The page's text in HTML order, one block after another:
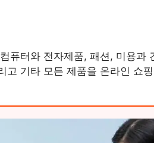
퓨터와 전자제품, 패션, 미용과
고 기타 모든 제품을 온라인 쇼